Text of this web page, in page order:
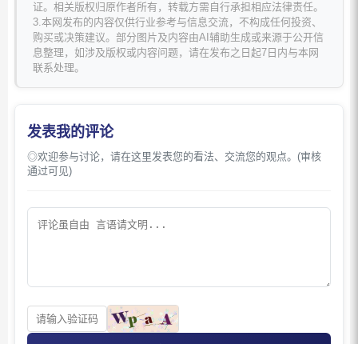
证。相关版权归原作者所有，转载方需自行承担相应法律责任。
3.本网发布的内容仅供行业参考与信息交流，不构成任何投资、
购买或决策建议。部分图片及内容由AI辅助生成或来源于公开信
息整理，如涉及版权或内容问题，请在发布之日起7日内与本网
联系处理。
发表我的评论
◎欢迎参与讨论，请在这里发表您的看法、交流您的观点。(审核
通过可见)